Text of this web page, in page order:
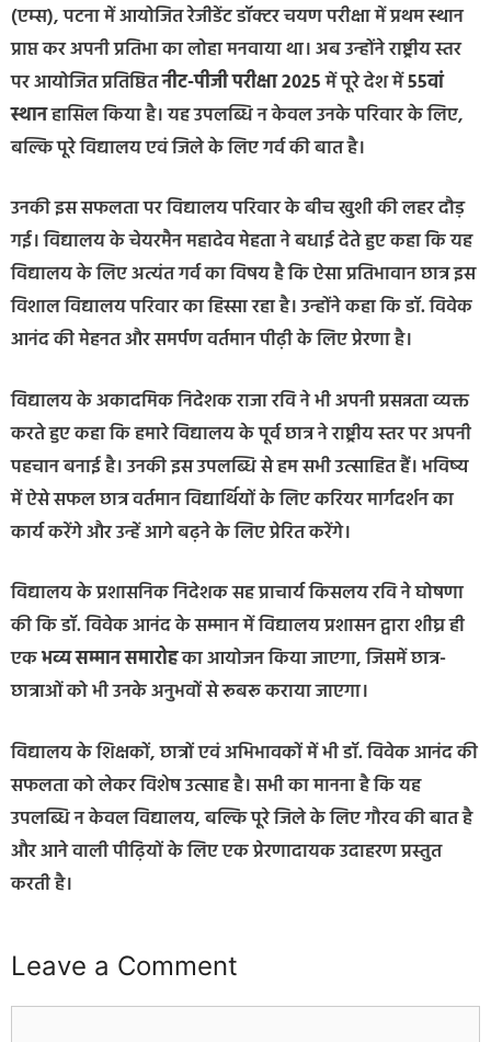
(एम्स), पटना में आयोजित रेजीडेंट डॉक्टर चयण परीक्षा में प्रथम स्थान
प्राप्त कर अपनी प्रतिभा का लोहा मनवाया था। अब उन्होंने राष्ट्रीय स्तर
पर आयोजित प्रतिष्ठितनीट-पीजी परीक्षा 2025में पूरे देश में55वां
स्थानहासिल किया है। यह उपलब्धि न केवल उनके परिवार के लिए,
बल्कि पूरे विद्यालय एवं जिले के लिए गर्व की बात है।
उनकी इस सफलता पर विद्यालय परिवार के बीच खुशी की लहर दौड़
गई। विद्यालय के चेयरमैन महादेव मेहता ने बधाई देते हुए कहा कि यह
विद्यालय के लिए अत्यंत गर्व का विषय है कि ऐसा प्रतिभावान छात्र इस
विशाल विद्यालय परिवार का हिस्सा रहा है। उन्होंने कहा कि डॉ. विवेक
आनंद की मेहनत और समर्पण वर्तमान पीढ़ी के लिए प्रेरणा है।
विद्यालय के अकादमिक निदेशक राजा रवि ने भी अपनी प्रसन्नता व्यक्त
करते हुए कहा कि हमारे विद्यालय के पूर्व छात्र ने राष्ट्रीय स्तर पर अपनी
पहचान बनाई है। उनकी इस उपलब्धि से हम सभी उत्साहित हैं। भविष्य
में ऐसे सफल छात्र वर्तमान विद्यार्थियों के लिए करियर मार्गदर्शन का
कार्य करेंगे और उन्हें आगे बढ़ने के लिए प्रेरित करेंगे।
विद्यालय के प्रशासनिक निदेशक सह प्राचार्य किसलय रवि ने घोषणा
की कि डॉ. विवेक आनंद के सम्मान में विद्यालय प्रशासन द्वारा शीघ्र ही
एकभव्य सम्मान समारोहका आयोजन किया जाएगा, जिसमें छात्र-
छात्राओं को भी उनके अनुभवों से रूबरू कराया जाएगा।
विद्यालय के शिक्षकों, छात्रों एवं अभिभावकों में भी डॉ. विवेक आनंद की
सफलता को लेकर विशेष उत्साह है। सभी का मानना है कि यह
उपलब्धि न केवल विद्यालय, बल्कि पूरे जिले के लिए गौरव की बात है
और आने वाली पीढ़ियों के लिए एक प्रेरणादायक उदाहरण प्रस्तुत
करती है।
Leave a Comment